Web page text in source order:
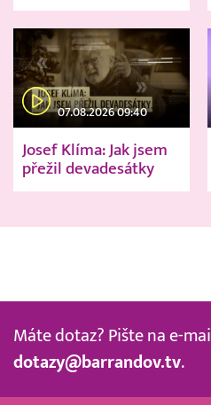
07.08.2026 09:40
Josef Klíma: Jak jsem
přežil devadesátky
Máte dotaz? Pište na e-mail
dotazy@barrandov.tv.